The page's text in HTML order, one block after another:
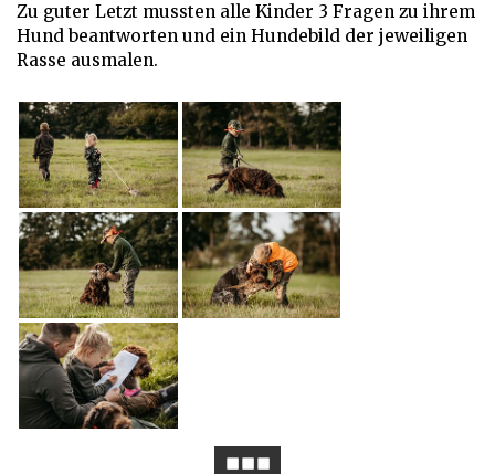
Zu guter Letzt mussten alle Kinder 3 Fragen zu ihrem
Hund beantworten und ein Hundebild der jeweiligen
Rasse ausmalen.